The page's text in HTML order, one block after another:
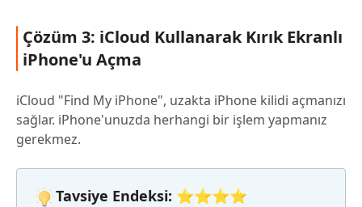
Çözüm 3: iCloud Kullanarak Kırık Ekranlı
iPhone'u Açma
iCloud "Find My iPhone", uzakta iPhone kilidi açmanızı
sağlar. iPhone'unuzda herhangi bir işlem yapmanız
gerekmez.
Tavsiye Endeksi: ⭐⭐⭐⭐